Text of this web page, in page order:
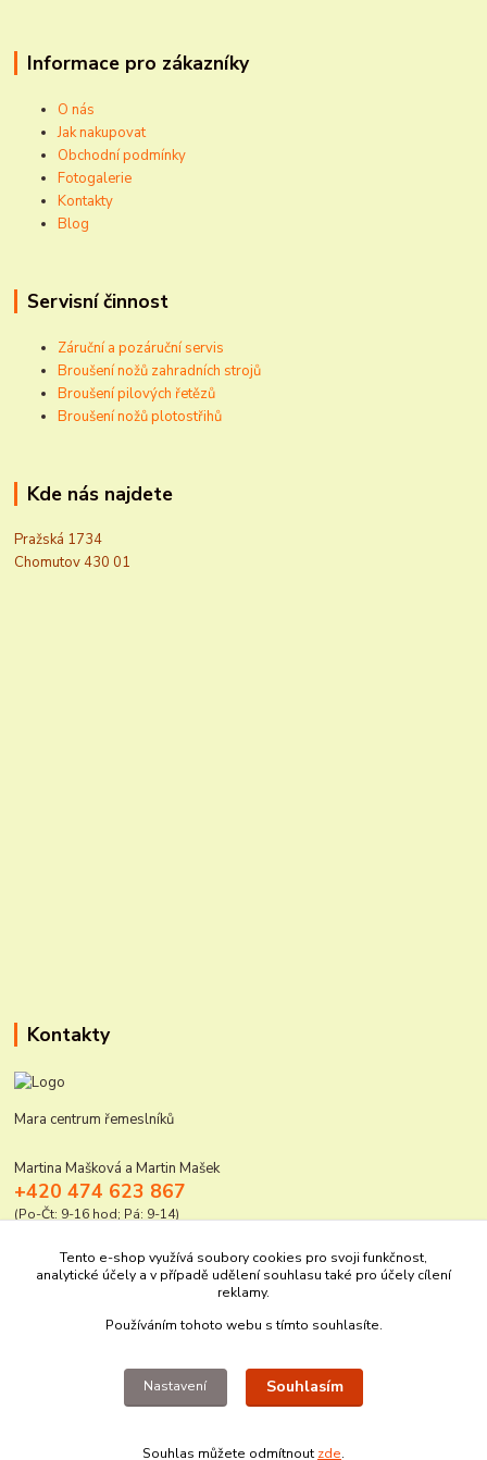
Informace pro zákazníky
O nás
Jak nakupovat
Obchodní podmínky
Fotogalerie
Kontakty
Blog
Servisní činnost
Záruční a pozáruční servis
Broušení nožů zahradních strojů
Broušení pilových řetězů
Broušení nožů plotostřihů
Kde nás najdete
Pražská 1734
Chomutov 430 01
Kontakty
Mara centrum řemeslníků
Martina Mašková a Martin Mašek
+420 474 623 867
(Po-Čt: 9-16 hod; Pá: 9-14)
mara@elektro-naradi.cz
Upravit sběr cookies.
Tento e-shop využívá soubory cookies pro svoji funkčnost,
analytické účely a v případě udělení souhlasu také pro účely cílení
reklamy.
Používáním tohoto webu s tímto souhlasíte.
Nastavení Souhlasím
Souhlas můžete odmítnout zde.